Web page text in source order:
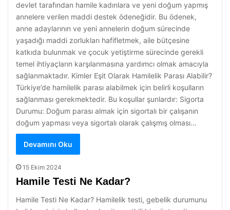
devlet tarafından hamile kadınlara ve yeni doğum yapmış
annelere verilen maddi destek ödeneğidir. Bu ödenek,
anne adaylarının ve yeni annelerin doğum sürecinde
yaşadığı maddi zorlukları hafifletmek, aile bütçesine
katkıda bulunmak ve çocuk yetiştirme sürecinde gerekli
temel ihtiyaçların karşılanmasına yardımcı olmak amacıyla
sağlanmaktadır. Kimler Eşit Olarak Hamilelik Parası Alabilir?
Türkiye’de hamilelik parası alabilmek için belirli koşulların
sağlanması gerekmektedir. Bu koşullar şunlardır: Sigorta
Durumu: Doğum parası almak için sigortalı bir çalışanın
doğum yapması veya sigortalı olarak çalışmış olması…
Devamını Oku
15 Ekim 2024
Hamile Testi Ne Kadar?
Hamile Testi Ne Kadar? Hamilelik testi, gebelik durumunu